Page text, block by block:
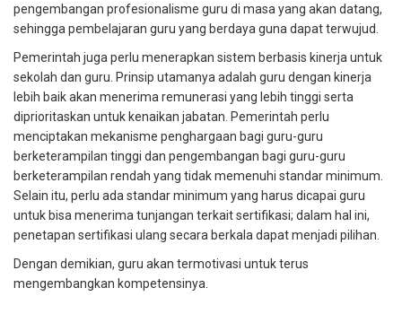
pengembangan profesionalisme guru di masa yang akan datang,
sehingga pembelajaran guru yang berdaya guna dapat terwujud.
Pemerintah juga perlu menerapkan sistem berbasis kinerja untuk
sekolah dan guru. Prinsip utamanya adalah guru dengan kinerja
lebih baik akan menerima remunerasi yang lebih tinggi serta
diprioritaskan untuk kenaikan jabatan. Pemerintah perlu
menciptakan mekanisme penghargaan bagi guru-guru
berketerampilan tinggi dan pengembangan bagi guru-guru
berketerampilan rendah yang tidak memenuhi standar minimum.
Selain itu, perlu ada standar minimum yang harus dicapai guru
untuk bisa menerima tunjangan terkait sertifikasi; dalam hal ini,
penetapan sertifikasi ulang secara berkala dapat menjadi pilihan.
Dengan demikian, guru akan termotivasi untuk terus
mengembangkan kompetensinya.